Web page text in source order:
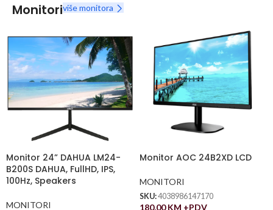
Monitoriviše monitora
Monitor 24” DAHUA LM24-
B200S DAHUA, FullHD, IPS,
100Hz, Speakers
MONITORI
Monitor AOC 24B2XD LCD
MONITORI
SKU:4038986147170
180,00KM +PDV